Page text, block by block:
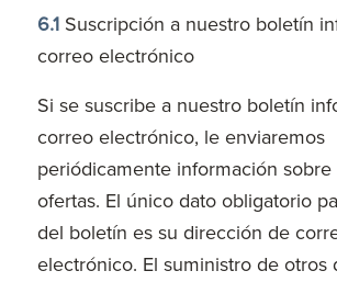
6.1Suscripción a nuestro boletín
correo electrónico
Si se suscribe a nuestro boletín
correo electrónico, le enviaremos
periódicamente información sobre
ofertas. El único dato obligatorio
del boletín es su dirección de
electrónico. El suministro de otros